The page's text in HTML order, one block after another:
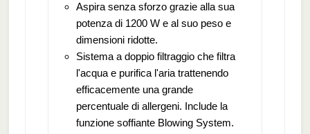
Aspira senza sforzo grazie alla sua
potenza di 1200 W e al suo peso e
dimensioni ridotte.
Sistema a doppio filtraggio che filtra
l'acqua e purifica l'aria trattenendo
efficacemente una grande
percentuale di allergeni. Include la
funzione soffiante Blowing System.